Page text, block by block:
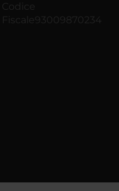
Codice
Fiscale93009870234